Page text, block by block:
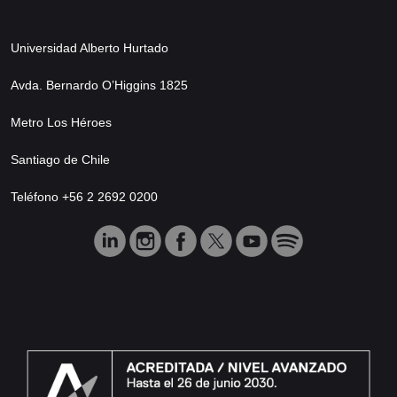
Universidad Alberto Hurtado
Avda. Bernardo O’Higgins 1825
Metro Los Héroes
Santiago de Chile
Teléfono +56 2 2692 0200